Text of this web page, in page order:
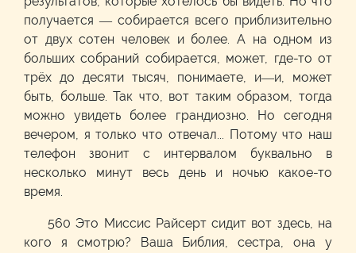
получается — собирается всего приблизительно
от двух сотен человек и более. А на одном из
больших собраний собирается, может, где-то от
трёх до десяти тысяч, понимаете, и—и, может
быть, больше. Так что, вот таким образом, тогда
можно увидеть более грандиозно. Но сегодня
вечером, я только что отвечал... Потому что наш
телефон звонит с интервалом буквально в
несколько минут весь день и ночью какое-то
время.
560 Это Миссис Райсерт сидит вот здесь, на
кого я смотрю? Ваша Библия, сестра, она у